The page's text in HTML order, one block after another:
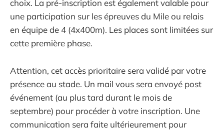
choix. La pré-inscription est également valable pour
une participation sur les épreuves du Mile ou relais
en équipe de 4 (4x400m). Les places sont limitées sur
cette première phase.
Attention, cet accès prioritaire sera validé par votre
présence au stade. Un mail vous sera envoyé post
événement (au plus tard durant le mois de
septembre) pour procéder à votre inscription. Une
communication sera faite ultérieurement pour